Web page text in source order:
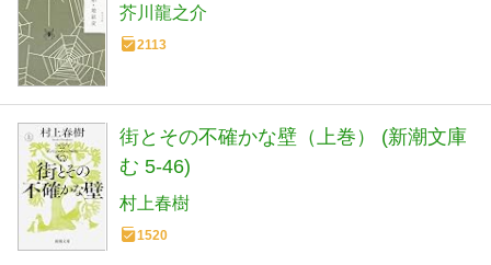
芥川龍之介
2113
街とその不確かな壁（上巻） (新潮文庫
む 5-46)
村上春樹
1520